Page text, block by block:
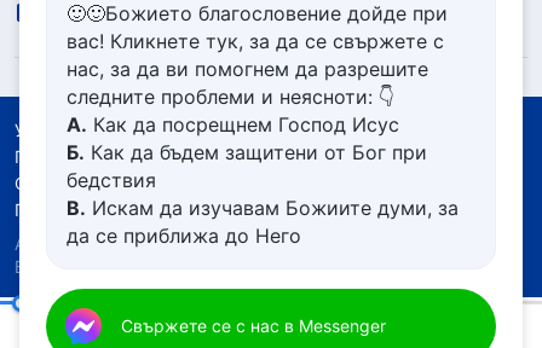
contact.bg@godfootsteps.org
Условия за ползване
Политика за поверителност
Със съдействието на
Политика за бисквитките
Авторско право © 2026 Църквата на Всемогъщия
Бог.
🙂🙂Божието благословение дойде при
вас! Кликнете тук, за да се свържете с
нас, за да ви помогнем да разрешите
следните проблеми и неясноти: 👇
А. Как да посрещнем Господ Исус
Б. Как да бъдем защитени от Бог при
бедствия
В. Искам да изучавам Божиите думи, за
да се приближа до Него
живот
Д.Имам молба за молитва
Свържете се с нас в Messenger